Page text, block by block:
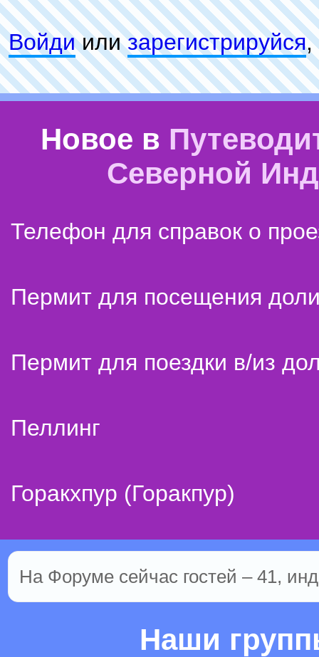
Войдиилизарeгиcтpируйся,
Новое в
Северной
Телефон для справок о
Пермит для посещения
Пермит для поездки в/из
Пеллинг
Горакхпур (Горакпур)
На Форуме сейчас гостей – 41,
Наши